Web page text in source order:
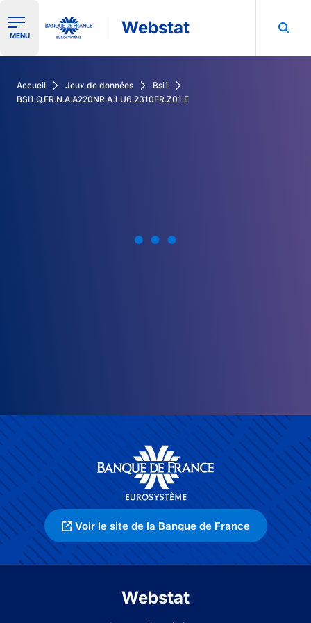
Ouvrir le menu de navigation
MENU Webstat
Accueil Jeux de données
Bsi1
BSI1.Q.FR.N.A.A220NR.A.1.U6.2310FR.Z01.E
Voir le site de la Banque de France
Webstat